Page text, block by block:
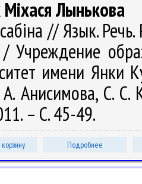
Лынькова
// Язык.
Учреждение
имени Янки
Анисимова, С. С.
– С. 45-49.
Подробнее